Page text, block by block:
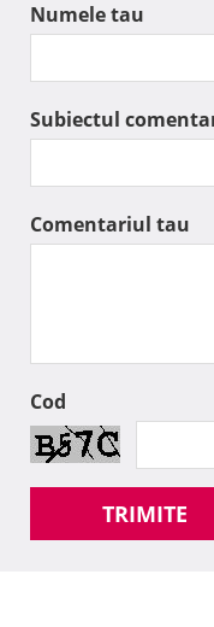
Numele tau
Subiectul
Comentariul tau
Cod
TRIMITE